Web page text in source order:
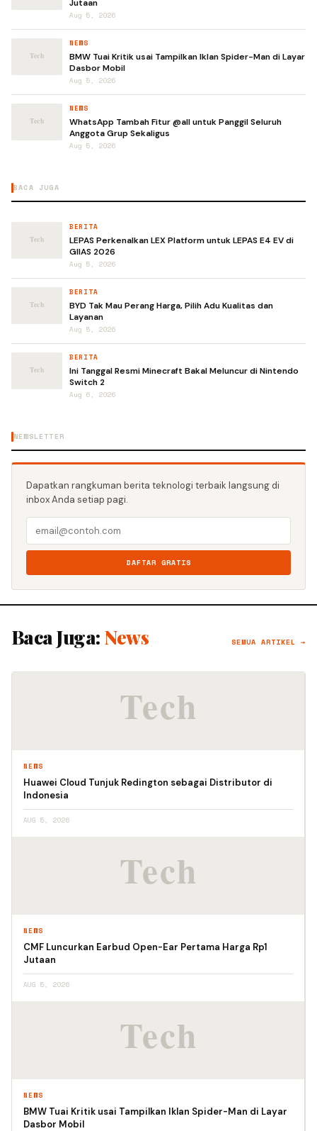
Jutaan
Aug 5, 2026
NEWS
BMW Tuai Kritik usai Tampilkan Iklan Spider-Man di Layar
Dasbor Mobil
Aug 5, 2026
NEWS
WhatsApp Tambah Fitur @all untuk Panggil Seluruh
Anggota Grup Sekaligus
Aug 5, 2026
BACA JUGA
BERITA
LEPAS Perkenalkan LEX Platform untuk LEPAS E4 EV di
GIIAS 2026
Aug 5, 2026
BERITA
BYD Tak Mau Perang Harga, Pilih Adu Kualitas dan
Layanan
Aug 5, 2026
BERITA
Ini Tanggal Resmi Minecraft Bakal Meluncur di Nintendo
Switch 2
Aug 6, 2026
NEWSLETTER
Dapatkan rangkuman berita teknologi terbaik langsung di
inbox Anda setiap pagi.
DAFTAR GRATIS
Baca Juga: News SEMUA ARTIKEL →
NEWS
Huawei Cloud Tunjuk Redington sebagai Distributor di
Indonesia
AUG 5, 2026
NEWS
CMF Luncurkan Earbud Open-Ear Pertama Harga Rp1
Jutaan
AUG 5, 2026
NEWS
BMW Tuai Kritik usai Tampilkan Iklan Spider-Man di Layar
Dasbor Mobil